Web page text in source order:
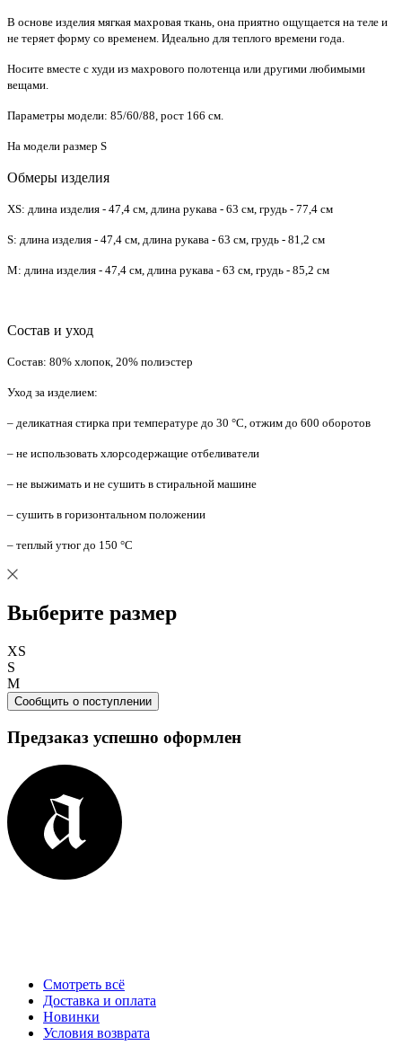
В основе изделия мягкая махровая ткань, она приятно ощущается на теле и
не теряет форму со временем. Идеально для теплого времени года.
Носите вместе с худи из махрового полотенца или другими любимыми
вещами.
Параметры модели: 85/60/88, рост 166 см.
На модели размер S
Обмеры изделия
XS: длина изделия - 47,4 см, длина рукава - 63 см, грудь - 77,4 см
S: длина изделия - 47,4 см, длина рукава - 63 см, грудь - 81,2 см
M: длина изделия - 47,4 см, длина рукава - 63 см, грудь - 85,2 см
Состав и уход
Состав: 80% хлопок, 20% полиэстер
Уход за изделием:
– деликатная стирка при температуре до 30 °C, отжим до 600 оборотов
– не использовать хлорсодержащие отбеливатели
– не выжимать и не сушить в стиральной машине
– сушить в горизонтальном положении
– теплый утюг до 150 °C
Выберите размер
XS
S
M
Сообщить о поступлении
Предзаказ успешно оформлен
Смотреть всё
Доставка и оплата
Новинки
Условия возврата